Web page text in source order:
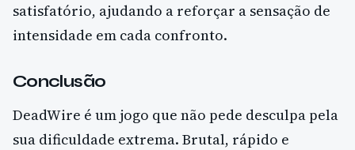
satisfatório, ajudando a reforçar a sensação de
intensidade em cada confronto.
Conclusão
DeadWire é um jogo que não pede desculpa pela
sua dificuldade extrema. Brutal, rápido e